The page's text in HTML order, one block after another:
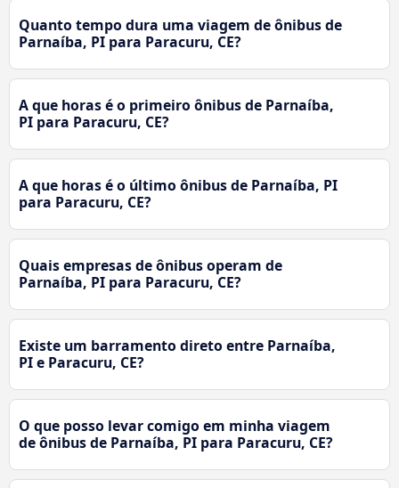
Quanto tempo dura uma viagem de ônibus de
Parnaíba, PI para Paracuru, CE?
A que horas é o primeiro ônibus de Parnaíba,
PI para Paracuru, CE?
A que horas é o último ônibus de Parnaíba, PI
para Paracuru, CE?
Quais empresas de ônibus operam de
Parnaíba, PI para Paracuru, CE?
Existe um barramento direto entre Parnaíba,
PI e Paracuru, CE?
O que posso levar comigo em minha viagem
de ônibus de Parnaíba, PI para Paracuru, CE?